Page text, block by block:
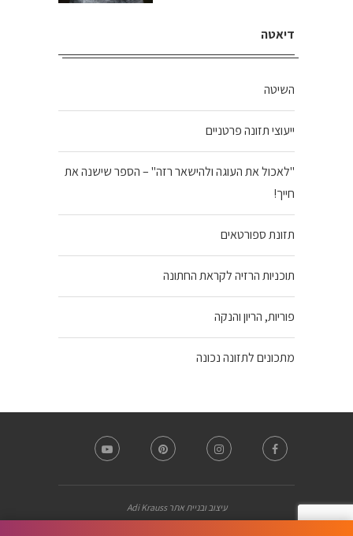
דיאטה
השיטה
ייעוצי תזונה פרטניים
"לאכול את העוגה ולהישאר רזה" – הספר שישנה את
חייך!
תזונת ספורטאים
תוכניות הרזיה לקראת החתונה
פוריות, הריון והנקה
מתכונים לתזונה נכונה
עיצוב ובניית אתר Adi Krauss